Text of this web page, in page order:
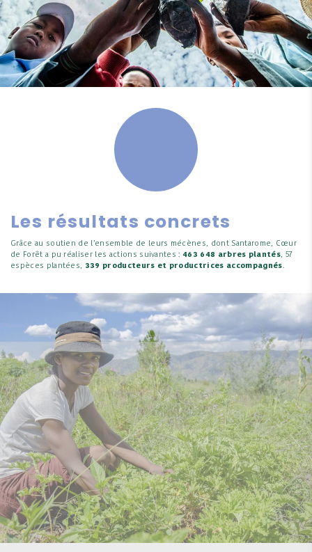
Les résultats concrets
Grâce au soutien de l’ensemble de leurs mécènes, dont Santarome, Cœur
de Forêt a pu réaliser les actions suivantes :463 648 arbres plantés, 57
espèces plantées, 339 producteurs et productrices accompagnés.